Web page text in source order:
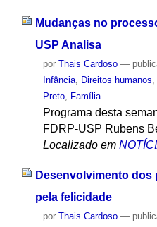
Mudanças no
USP Analisa
por Thais Cardoso —
Infância, Direitos humanos,
Preto, Família
Programa desta
FDRP-USP Rubens
Localizado em
Desenvolvimento dos
pela felicidade
por Thais Cardoso —